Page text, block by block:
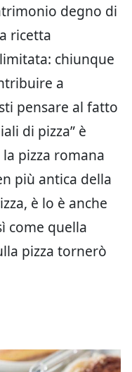
degno di
ricetta
chiunque
a
pensare al fatto
di pizza” è
pizza romana
più antica della
è lo è anche
come quella
pizza tornerò